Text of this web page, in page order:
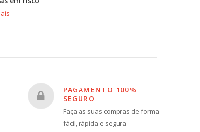
PAGAMENTO 100%
SEGURO
Faça as suas compras de forma
fácil, rápida e segura